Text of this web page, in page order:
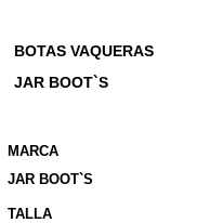
BOTAS VAQUERAS
JAR BOOT`S
MARCA
JAR BOOT`S
TALLA